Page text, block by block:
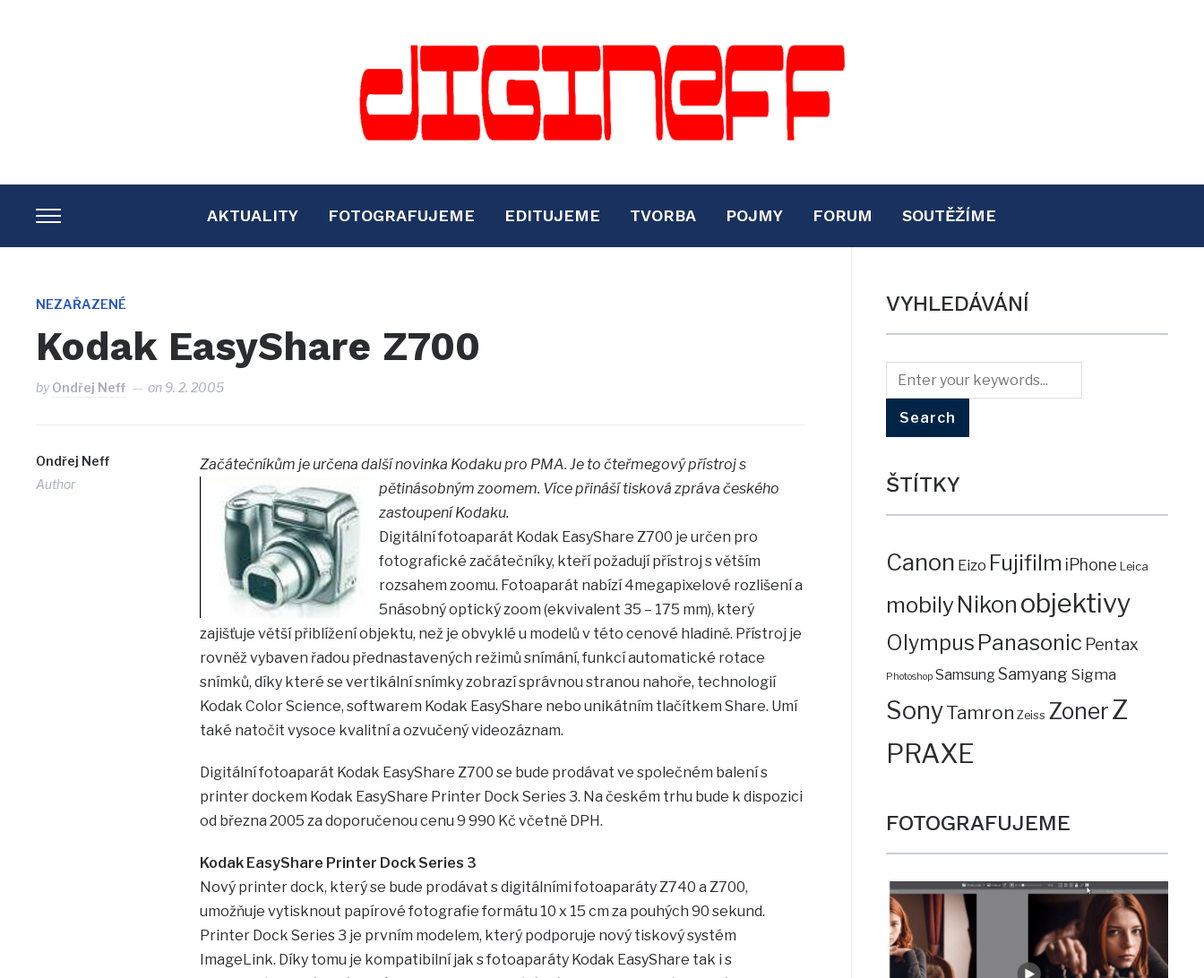
TOGGLE
SIDEBAR
NAVIGATION
AKTUALITY FOTOGRAFUJEME EDITUJEME TVORBA POJMY FORUM SOUTĚŽÍME
NEZAŘAZENÉ
Kodak EasyShare Z700
byOndřej Neff on 9. 2. 2005
Ondřej Neff
Author
Začátečníkům je určena další novinka Kodaku pro PMA. Je to čteřmegový přístroj s
pětinásobným zoomem. Více přináší tisková zpráva českého
zastoupení Kodaku.
Digitální fotoaparát Kodak EasyShare Z700 je určen pro
fotografické začátečníky, kteří požadují přístroj s větším
rozsahem zoomu. Fotoaparát nabízí 4megapixelové rozlišení a
5násobný optický zoom (ekvivalent 35 – 175 mm), který
zajišťuje větší přiblížení objektu, než je obvyklé u modelů v této cenové hladině. Přístroj je
rovněž vybaven řadou přednastavených režimů snímání, funkcí automatické rotace
snímků, díky které se vertikální snímky zobrazí správnou stranou nahoře, technologií
Kodak Color Science, softwarem Kodak EasyShare nebo unikátním tlačítkem Share. Umí
také natočit vysoce kvalitní a ozvučený videozáznam.
Digitální fotoaparát Kodak EasyShare Z700 se bude prodávat ve společném balení s
printer dockem Kodak EasyShare Printer Dock Series 3. Na českém trhu bude k dispozici
od března 2005 za doporučenou cenu 9 990 Kč včetně DPH.
Kodak EasyShare Printer Dock Series 3
Nový printer dock, který se bude prodávat s digitálními fotoaparáty Z740 a Z700,
umožňuje vytisknout papírové fotografie formátu 10 x 15 cm za pouhých 90 sekund.
Printer Dock Series 3 je prvním modelem, který podporuje nový tiskový systém
ImageLink. Díky tomu je kompatibilní jak s fotoaparáty Kodak EasyShare tak i s
VYHLEDÁVÁNÍ
ŠTÍTKY
Canon Eizo Fujifilm iPhone Leica
mobilyNikon objektivy
Olympus Panasonic Pentax
Photoshop SamsungSamyang Sigma
SonyTamron Zeiss ZonerZ
PRAXE
FOTOGRAFUJEME